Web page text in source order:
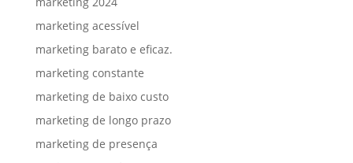
marketing acessível
marketing barato e eficaz.
marketing constante
marketing de baixo custo
marketing de longo prazo
marketing de presença